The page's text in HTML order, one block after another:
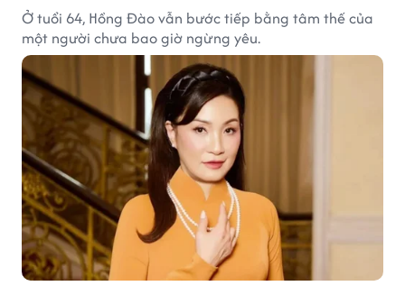
Ở tuổi 64, Hồng Đào vẫn bước tiếp bằng tâm thế của
một người chưa bao giờ ngừng yêu.